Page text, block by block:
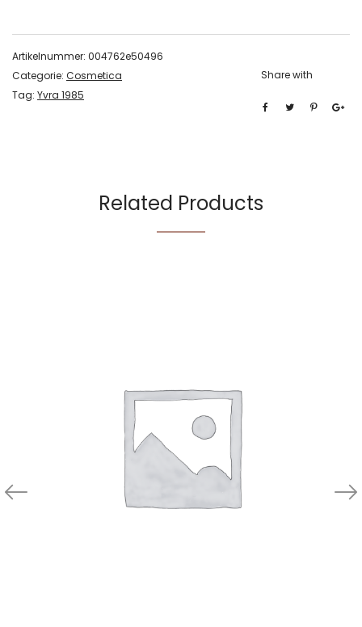
Artikelnummer: 004762e50496
Categorie: Cosmetica
Tag: Yvra 1985
Share with
Related Products